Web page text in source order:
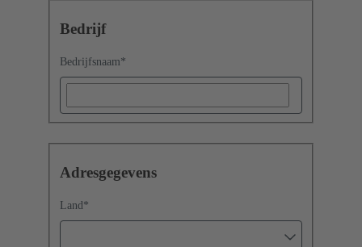
Bedrijf
Bedrijfsnaam*
Adresgegevens
Land*